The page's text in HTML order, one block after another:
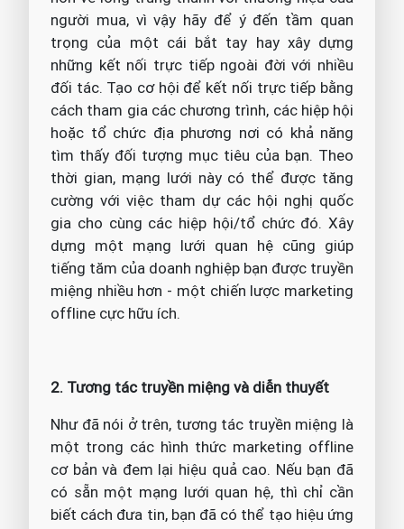
người mua, vì vậy hãy để ý đến tầm quan
trọng của một cái bắt tay hay xây dựng
những kết nối trực tiếp ngoài đời với nhiều
đối tác. Tạo cơ hội để kết nối trực tiếp bằng
cách tham gia các chương trình, các hiệp hội
hoặc tổ chức địa phương nơi có khả năng
tìm thấy đối tượng mục tiêu của bạn. Theo
thời gian, mạng lưới này có thể được tăng
cường với việc tham dự các hội nghị quốc
gia cho cùng các hiệp hội/tổ chức đó. Xây
dựng một mạng lưới quan hệ cũng giúp
tiếng tăm của doanh nghiệp bạn được truyền
miệng nhiều hơn - một chiến lược marketing
offline cực hữu ích.
2. Tương tác truyền miệng và diễn thuyết
Như đã nói ở trên, tương tác truyền miệng là
một trong các hình thức marketing offline
cơ bản và đem lại hiệu quả cao. Nếu bạn đã
có sẵn một mạng lưới quan hệ, thì chỉ cần
biết cách đưa tin, bạn đã có thể tạo hiệu ứng